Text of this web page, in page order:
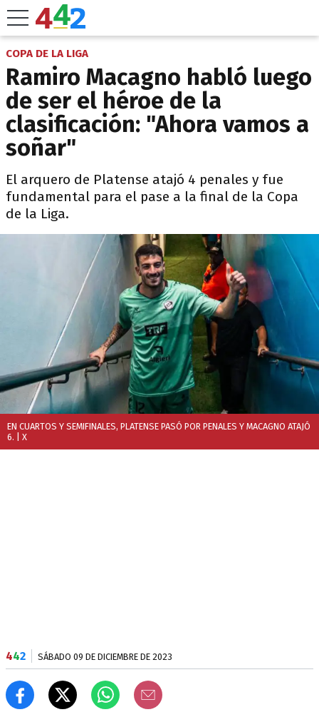
COPA DE LA LIGA
Ramiro Macagno habló luego
de ser el héroe de la
clasificación: "Ahora vamos a
soñar"
El arquero de Platense atajó 4 penales y fue
fundamental para el pase a la final de la Copa
de la Liga.
EN CUARTOS Y SEMIFINALES, PLATENSE PASÓ POR PENALES Y MACAGNO ATAJÓ
6. | X
442 SÁBADO 09 DE DICIEMBRE DE 2023